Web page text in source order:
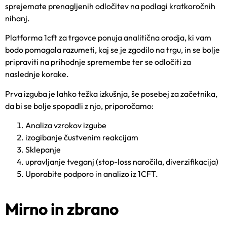
sprejemate prenagljenih odločitev na podlagi kratkoročnih
nihanj.
Platforma 1cft za trgovce ponuja analitična orodja, ki vam
bodo pomagala razumeti, kaj se je zgodilo na trgu, in se bolje
pripraviti na prihodnje spremembe ter se odločiti za
naslednje korake.
Prva izguba je lahko težka izkušnja, še posebej za začetnika,
da bi se bolje spopadli z njo, priporočamo:
Analiza vzrokov izgube
izogibanje čustvenim reakcijam
Sklepanje
upravljanje tveganj (stop-loss naročila, diverzifikacija)
Uporabite podporo in analizo iz 1CFT.
Mirno in zbrano